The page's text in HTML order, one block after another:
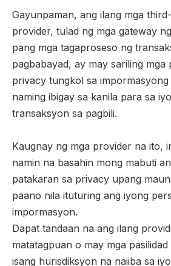
Gayunpaman, ang ilang mga
provider, tulad ng mga gateway
pang mga tagaproseso ng
pagbabayad, ay may sariling mga
privacy tungkol sa impormasyong
naming ibigay sa kanila para sa
transaksyon sa pagbili.
Kaugnay ng mga provider na ito,
namin na basahin mong mabuti
patakaran sa privacy upang
paano nila ituturing ang iyong
impormasyon.
Dapat tandaan na ang ilang
matatagpuan o may mga
isang hurisdiksyon na naiiba sa